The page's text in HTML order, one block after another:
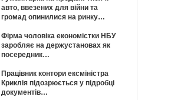
авто, ввезених для війни та
громад опинилися на ринку…
Фірма чоловіка економістки НБУ
заробляє на держустановах як
посередник…
Працівник контори ексміністра
Криклія підозрюється у підробці
документів…